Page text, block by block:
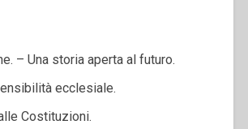
– Una storia aperta al futuro.
ecclesiale.
Costituzioni.